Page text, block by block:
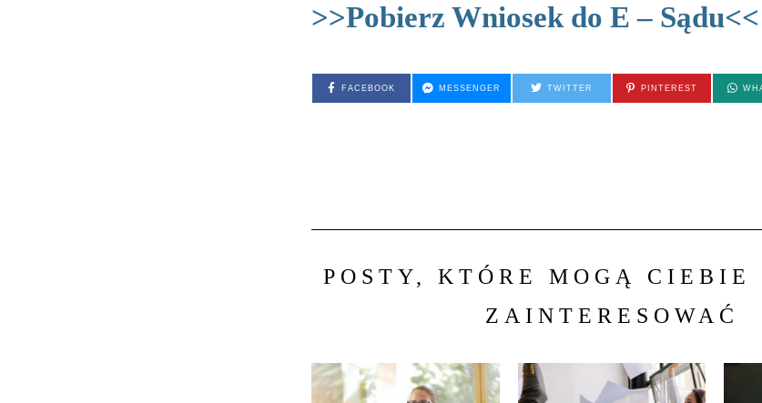
>>Pobierz Wniosek do E – Sądu<<
FACEBOOK MESSENGER TWITTER PINTEREST
POSTY, KTÓRE MOGĄ CIEBIE
ZAINTERESOWAĆ